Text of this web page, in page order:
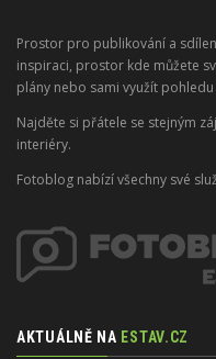
Prostor pro publikování a
inspiraci, prostor kde můžete
plány nebo sami využít
Najděte si přátele se stejným
interiéry.
Fotoblog nabízí všechny své
AKTUÁLNĚ NA ESTAV.CZ